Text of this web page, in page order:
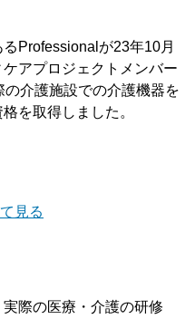
Professionalが23年10月
アプロジェクトメンバー
介護施設での介護機器を
を取得しました。
見る
際の医療・介護の研修